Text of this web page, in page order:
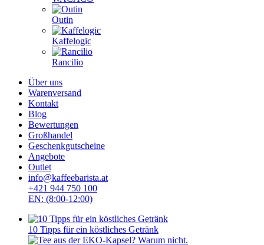
Outin
Kaffelogic
Rancilio
Über uns
Warenversand
Kontakt
Blog
Bewertungen
Großhandel
Geschenkgutscheine
Angebote
Outlet
info@kaffeebarista.at
+421 944 750 100
EN: (8:00-12:00)
10 Tipps für ein köstliches Getränk